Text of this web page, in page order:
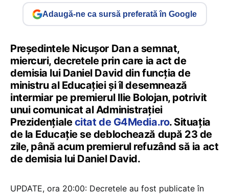
Adaugă-ne ca sursă preferată în Google
Președintele Nicușor Dan a semnat,
miercuri, decretele prin care ia act de
demisia lui Daniel David din funcția de
ministru al Educației și îl desemnează
intermiar pe premierul Ilie Bolojan, potrivit
unui comunicat al Administrației
Prezidențialecitat de G4Media.ro. Situația
de la Educație se deblochează după 23 de
zile, până acum premierul refuzând să ia act
de demisia lui Daniel David.
UPDATE, ora 20:00: Decretele au fost publicate în